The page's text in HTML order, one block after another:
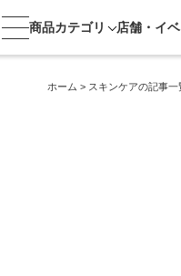
商品カテゴリ 店舗・ イ
ホーム > スキンケアの記事一